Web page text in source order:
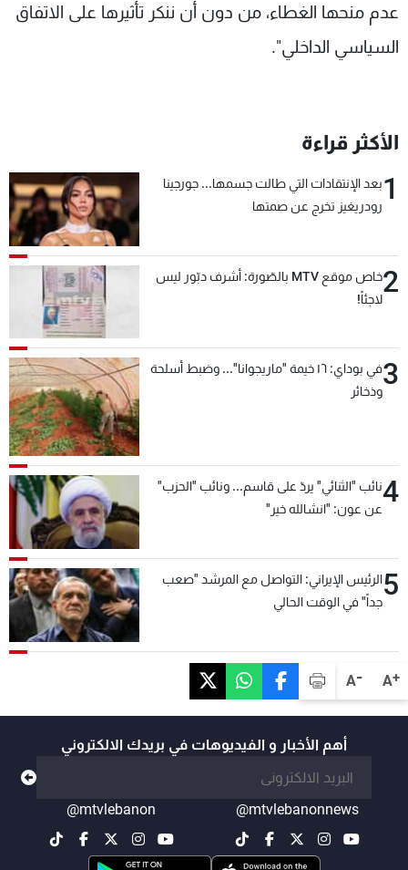
A+
A-
عدم منحها الغطاء، من دون أن ننكر تأثيرها على الاتفاق
السياسي الداخلي".
الأكثر قراءة
1بعد الإنتقادات التي طالت جسمها... جورجينا
رودريغيز تخرج عن صمتها
2
خاص موقع MTV بالصّورة: أشرف دبّور ليس
لاجئاً!
3
في بوداي: ١٦ خيمة "ماريجوانا"... وضبط أسلحة
وذخائر
4نائب "الثنائي" يردّ على قاسم... ونائب "الحزب"
عن عون: "انشالله خير"
5الرئيس الإيراني: التواصل مع المرشد "صعب
جداً" في الوقت الحالي
أهم الأخبار و الفيديوهات في بريدك الالكتروني
@mtvlebanonnews
@mtvlebanon